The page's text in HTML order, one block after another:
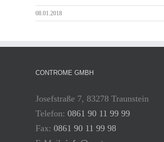
08.01.2018
CONTROME GMBH
Josefstraße 7, 83278 Traunstein
Telefon: 0861 90 11 99 99
Fax: 0861 90 11 99 98